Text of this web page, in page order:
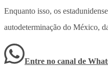
Enquanto isso, os
autodeterminação do México,
Entre no canal de